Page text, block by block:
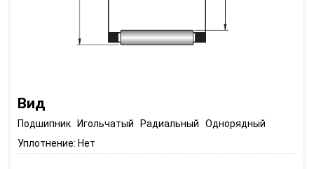
Вид
Подшипник Игольчатый Радиальный Однорядный
Уплотнение: Нет